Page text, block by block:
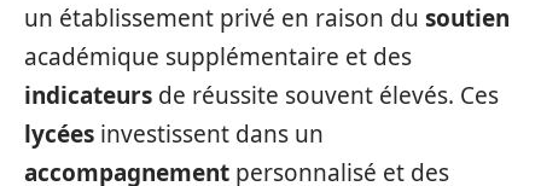
un établissement privé en raison du soutien
académique supplémentaire et des
indicateurs de réussite souvent élevés. Ces
lycées investissent dans un
accompagnement personnalisé et des